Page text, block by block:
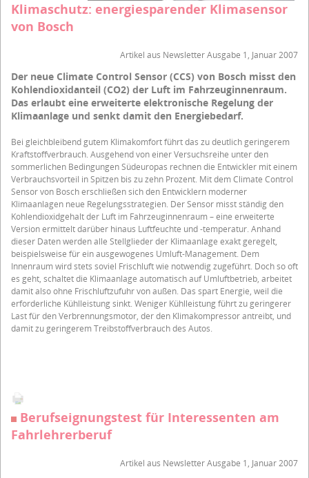
Klimaschutz: energiesparender Klimasensor
von Bosch
Artikel aus Newsletter Ausgabe 1, Januar 2007
Der neue Climate Control Sensor (CCS) von Bosch misst den
Kohlendioxidanteil (CO2) der Luft im Fahrzeuginnenraum.
Das erlaubt eine erweiterte elektronische Regelung der
Klimaanlage und senkt damit den Energiebedarf.
Bei gleichbleibend gutem Klimakomfort führt das zu deutlich geringerem
Kraftstoffverbrauch. Ausgehend von einer Versuchsreihe unter den
sommerlichen Bedingungen Südeuropas rechnen die Entwickler mit einem
Verbrauchsvorteil in Spitzen bis zu zehn Prozent. Mit dem Climate Control
Sensor von Bosch erschließen sich den Entwicklern moderner
Klimaanlagen neue Regelungsstrategien. Der Sensor misst ständig den
Kohlendioxidgehalt der Luft im Fahrzeuginnenraum – eine erweiterte
Version ermittelt darüber hinaus Luftfeuchte und -temperatur. Anhand
dieser Daten werden alle Stellglieder der Klimaanlage exakt geregelt,
beispielsweise für ein ausgewogenes Umluft-Management. Dem
Innenraum wird stets soviel Frischluft wie notwendig zugeführt. Doch so oft
es geht, schaltet die Klimaanlage automatisch auf Umluftbetrieb, arbeitet
damit also ohne Frischluftzufuhr von außen. Das spart Energie, weil die
erforderliche Kühlleistung sinkt. Weniger Kühlleistung führt zu geringerer
Last für den Verbrennungsmotor, der den Klimakompressor antreibt, und
damit zu geringerem Treibstoffverbrauch des Autos.
Berufseignungstest für Interessenten am
Fahrlehrerberuf
Artikel aus Newsletter Ausgabe 1, Januar 2007